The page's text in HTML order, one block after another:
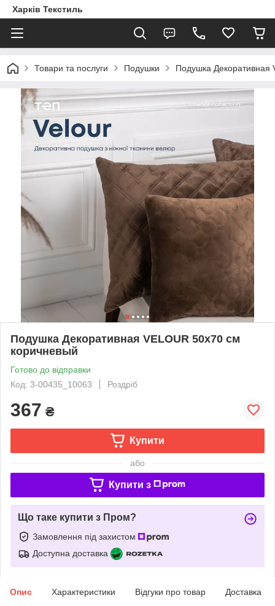
Харків Текстиль
Товари та послуги Подушки Подушка Декоративная
Подушка Декоративная VELOUR 50х70 см
коричневый
Готово до відправки
Код: 3-00435_10063
Роздріб
367 ₴
Купити
або
Купити з
Що таке купити з Пром?
Замовлення під захистом
Доступна доставка
Опис Характеристики Відгуки про товар Доставка